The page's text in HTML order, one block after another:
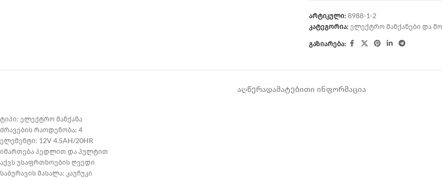
არტიკული: 8988-1-2
კატეგორია: ელექტრო მანქანები და
გაზიარება:
ᲐᲦᲬᲔᲠᲐᲓᲐᲛᲐᲢᲔᲑᲘᲗᲘ ᲘᲜᲤᲝᲠᲛᲐᲪᲘᲐ
ტიპი: ელექტრო მანქანა
ძრავების რაოდენობა: 4
ელემენტი: 12V 4.5AH/20HR
იმართება პედლით და პულტით
აქვს უსაფრთხოების ღვედი
საბურავის მასალა: კაუჩუკი